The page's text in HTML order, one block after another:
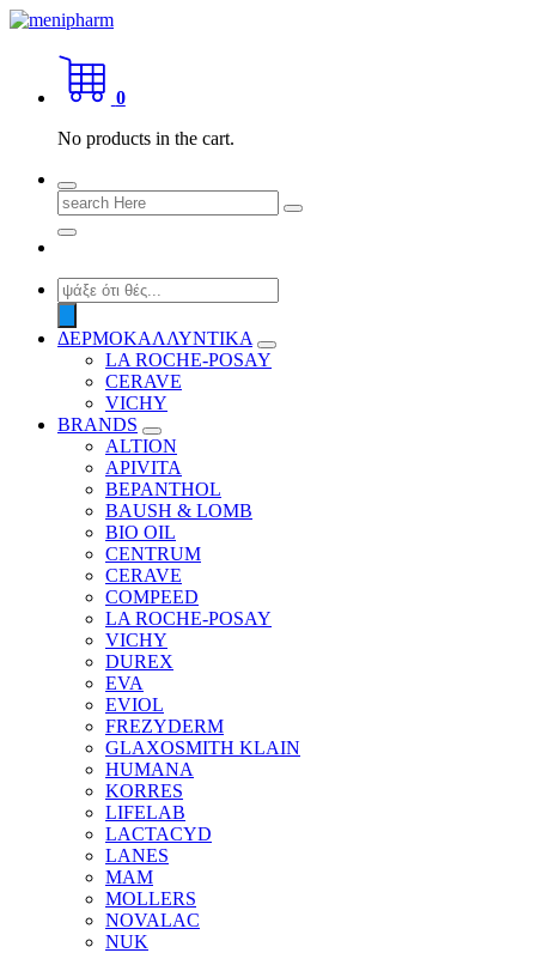
Skip
content
shop 2 easily
0
No products in the cart.
Search
for:
Products
search
ΔΕΡΜΟΚΑΛΛΥΝΤΙΚΑ
LA ROCHE-POSAY
CERAVE
VICHY
BRANDS
ALTION
APIVITA
BEPANTHOL
BAUSH & LOMB
BIO OIL
CENTRUM
CERAVE
COMPEED
LA ROCHE-POSAY
VICHY
DUREX
EVA
EVIOL
FREZYDERM
GLAXOSMITH KLAIN
HUMANA
KORRES
LIFELAB
LACTACYD
LANES
MAM
MOLLERS
NOVALAC
NUK